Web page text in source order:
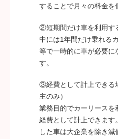
することで月々の料金を
②短期間だけ車を利用す
中には1年間だけ乗れる
等で一時的に車が必要
す。
③経費として計上できる
主のみ）
業務目的でカーリースを
経費として計上できます
した車は大企業を除き